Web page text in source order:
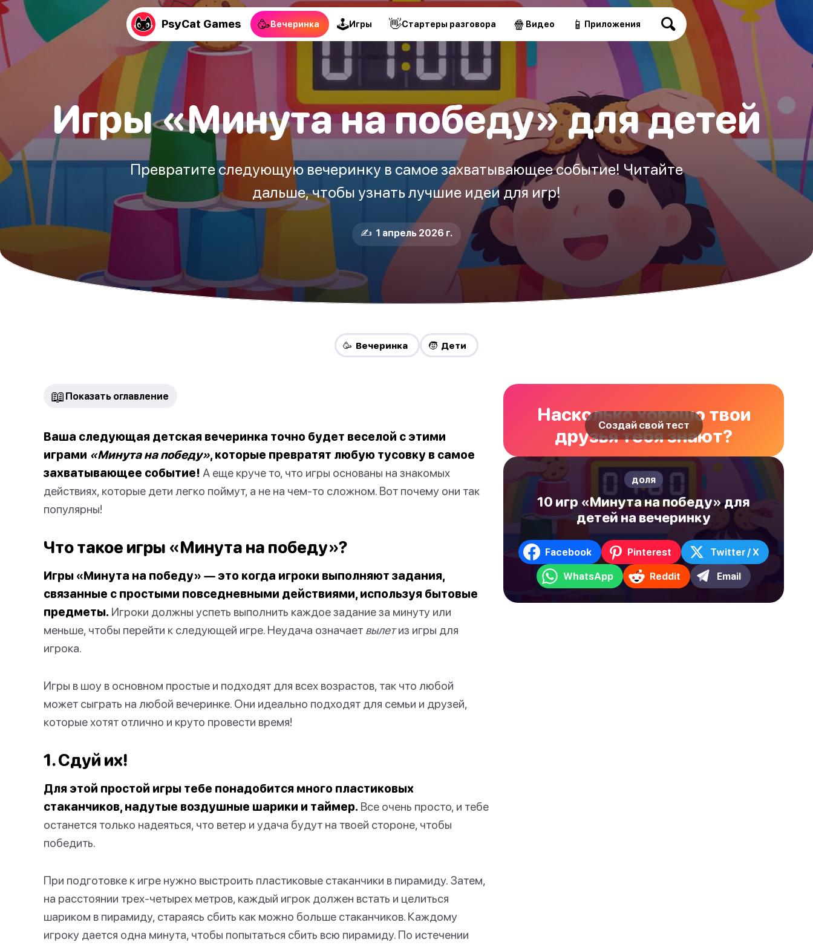
PsyCat Games 🥳Вечеринка 🕹Игры 👋Стартеры разговора 🍿 Видео 📱 Приложения
Игры «Минута на победу» для детей
Превратите следующую вечеринку в самое захватывающее событие! Читайте
дальше, чтобы узнать лучшие идеи для игр!
✍️ 1 апрель 2026 г.
🥳 Вечеринка 🧒 Дети
📖 Показать оглавление
Ваша следующая детская вечеринка точно будет веселой с этими
играми «Минута на победу», которые превратят любую тусовку в самое
захватывающее событие! А еще круче то, что игры основаны на знакомых
действиях, которые дети легко поймут, а не на чем-то сложном. Вот почему они так
популярны!
Что такое игры «Минута на победу»?
Игры «Минута на победу» — это когда игроки выполняют задания,
связанные с простыми повседневными действиями, используя бытовые
предметы. Игроки должны успеть выполнить каждое задание за минуту или
меньше, чтобы перейти к следующей игре. Неудача означает вылетиз игры для
игрока.
Игры в шоу в основном простые и подходят для всех возрастов, так что любой
может сыграть на любой вечеринке. Они идеально подходят для семьи и друзей,
которые хотят отлично и круто провести время!
1. Сдуй их!
Для этой простой игры тебе понадобится много пластиковых
стаканчиков, надутые воздушные шарики и таймер. Все очень просто, и тебе
останется только надеяться, что ветер и удача будут на твоей стороне, чтобы
победить.
При подготовке к игре нужно выстроить пластиковые стаканчики в пирамиду. Затем,
на расстоянии трех-четырех метров, каждый игрок должен встать и целиться
шариком в пирамиду, стараясь сбить как можно больше стаканчиков. Каждому
игроку дается одна минута, чтобы попытаться сбить всю пирамиду. По истечении
Насколько хорошо твои
друзья тебя знают?
Создай свой тест
доля
10 игр «Минута на победу» для
детей на вечеринку
Facebook Pinterest Twitter / X
WhatsApp Reddit Email